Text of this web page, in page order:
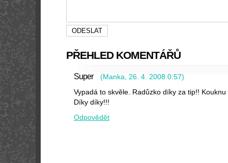
PŘEHLED KOMENTÁŘŮ
Super (Manka 26. 4. 2008 0:57)
Vypadá to skvěle. Radůzko díky za tip!!
Díky díky!!!
Odpovědět